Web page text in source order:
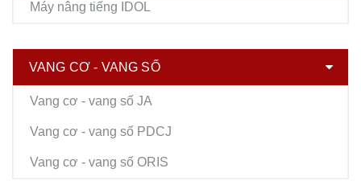
Máy nâng tiếng IDOL
VANG CƠ - VANG SỐ
Vang cơ - vang số JA
Vang cơ - vang số PDCJ
Vang cơ - vang số ORIS